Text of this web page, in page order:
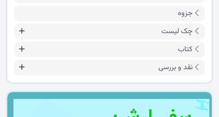
جزوه
چک لیست
کتاب
نقد و بررسی